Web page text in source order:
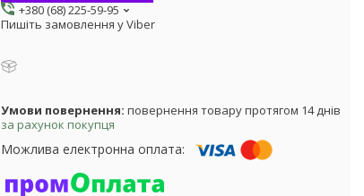
+380 (68) 225-59-95
Пишіть замовлення у Viber
повернення товару протягом 14 днів
за рахунок покупця